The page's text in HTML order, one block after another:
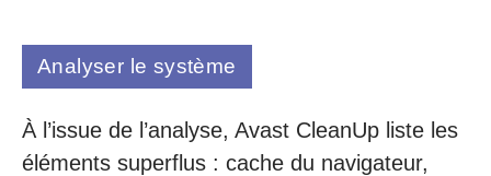
Analyser le système
À l’issue de l’analyse, Avast CleanUp liste les
éléments superflus : cache du navigateur,